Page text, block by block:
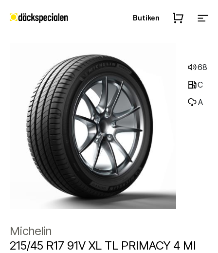
Butiken
68
C
A
Michelin
215/45 R17 91V XL TL PRIMACY 4 MI